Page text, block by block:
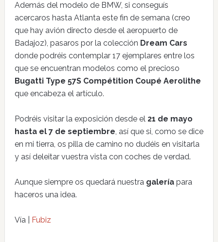
Además del modelo de BMW, si conseguís
acercaros hasta Atlanta este fin de semana (creo
que hay avión directo desde el aeropuerto de
Badajoz), pasaros por la colección Dream Cars
donde podréis contemplar 17 ejemplares entre los
que se encuentran modelos como el precioso
Bugatti Type 57S Compétition Coupé Aerolithe
que encabeza el artículo.
Podréis visitar la exposición desde el 21 de mayo
hasta el 7 de septiembre, así que si, como se dice
en mi tierra, os pilla de camino no dudéis en visitarla
y así deleitar vuestra vista con coches de verdad.
Aunque siempre os quedará nuestra galeríapara
haceros una idea.
Vía | Fubiz